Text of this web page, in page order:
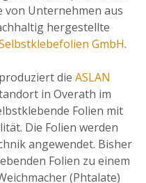
Unternehmen aus
hergestellte
GmbH.
die ASLAN
in Overath im
Folien mit
Die Folien werden
angewendet. Bisher
Folien zu einem
(Phtalate)